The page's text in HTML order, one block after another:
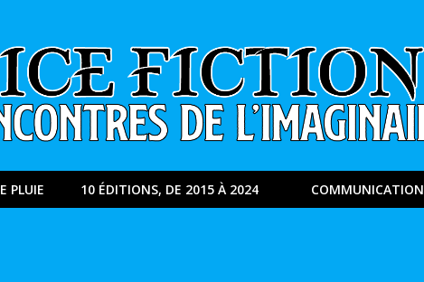
PLUIE 10 ÉDITIONS, DE 2015 À 2024 COMMUNICATION